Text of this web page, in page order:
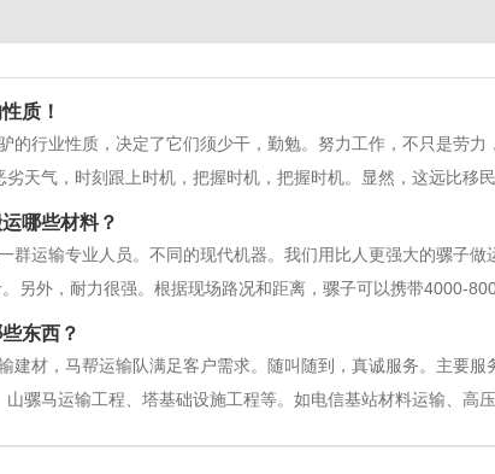
质！
的行业性质，决定了它们须少干，勤勉。努力工作，不只是劳
天气，时刻跟上时机，把握时机，把握时机。显然，这远比移
，都要一步一步来。动身之后，每天早晨须早起。半路得生炉火
骡马在山中奔跑。是
哪些材料？
群运输专业人员。不同的现代机器。我们用比人更强大的骡子
另外，耐力很强。根据现场路况和距离，骡子可以携带4000-
于走在目的地，为建设提供有力支持。运输队工程:1.配电设备
石等
东西？
建材，马帮运输队满足客户需求。随叫随到，真诚服务。主要
骡马运输工程、塔基础设施工程等。如电信基站材料运输、高